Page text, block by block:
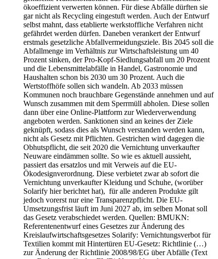
ökoeffizient verwerten können. Für diese Abfälle dürften sie
gar nicht als Recycling eingestuft werden. Auch der Entwurf
selbst mahnt, dass etablierte werkstoffliche Verfahren nicht
gefährdet werden dürfen. Daneben verankert der Entwurf
erstmals gesetzliche Abfallvermeidungsziele. Bis 2045 soll die
Abfallmenge im Verhältnis zur Wirtschaftsleistung um 40
Prozent sinken, der Pro-Kopf-Siedlungsabfall um 20 Prozent
und die Lebensmittelabfälle in Handel, Gastronomie und
Haushalten schon bis 2030 um 30 Prozent. Auch die
Wertstoffhöfe sollen sich wandeln. Ab 2033 müssen
Kommunen noch brauchbare Gegenstände annehmen und auf
Wunsch zusammen mit dem Sperrmüll abholen. Diese sollen
dann über eine Online-Plattform zur Wiederverwendung
angeboten werden. Sanktionen sind an keines der Ziele
geknüpft, sodass dies als Wunsch verstanden werden kann,
nicht als Gesetz mit Pflichten. Gestrichen wird dagegen die
Obhutspflicht, die seit 2020 die Vernichtung unverkaufter
Neuware eindämmen sollte. So wie es aktuell aussieht,
passiert das ersatzlos und mit Verweis auf die EU-
Ökodesignverordnung. Diese verbietet zwar ab sofort die
Vernichtung unverkaufter Kleidung und Schuhe, (worüber
Solarify hier berichtet hat), für alle anderen Produkte gilt
jedoch vorerst nur eine Transparenzpflicht. Die EU-
Umsetzungsfrist läuft im Juni 2027 ab, im selben Monat soll
das Gesetz verabschiedet werden. Quellen: BMUKN:
Referentenentwurf eines Gesetzes zur Änderung des
Kreislaufwirtschaftsgesetzes Solarify: Vernichtungsverbot für
Textilien kommt mit Hintertüren EU-Gesetz: Richtlinie (…)
zur Änderung der Richtlinie 2008/98/EG über Abfälle (Text